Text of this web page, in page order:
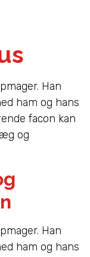
Han
ham og hans
facon kan
og
Han
ham og hans